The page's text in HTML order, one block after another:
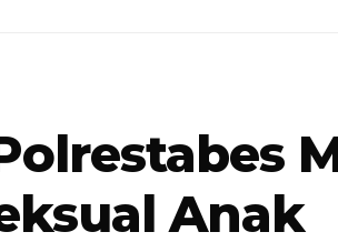
Anak